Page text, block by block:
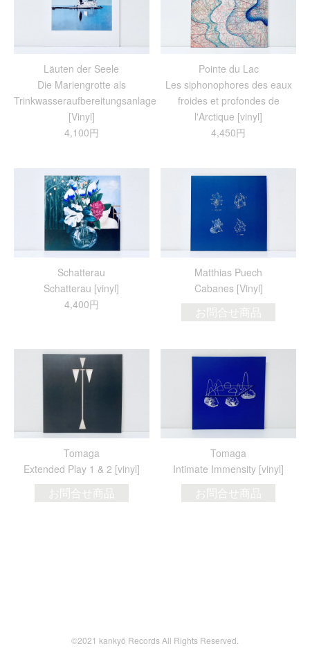
Läuten der Seele
Die Mariengrotte als
Trinkwasseraufbereitungsanlage
[Vinyl]
4,100円
Pointe du Lac
Les siphonophores des eaux
froides et profondes de
l'Arctique [vinyl]
4,450円
Schatterau
Schatterau [vinyl]
4,400円
Matthias Puech
Cabanes [Vinyl]
お問合せ商品
Tomaga
Extended Play 1 & 2 [vinyl]
お問合せ商品
Tomaga
Intimate Immensity [vinyl]
お問合せ商品
©2021 kankyō Records All Rights Reserved.